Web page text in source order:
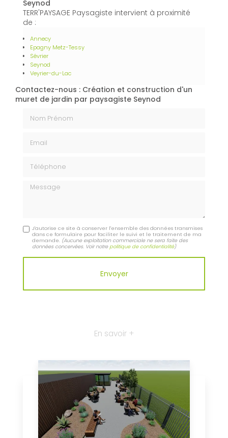
Seynod
TERR'PAYSAGE Paysagiste intervient à proximité
de :
Annecy
Epagny Metz-Tessy
Sévrier
Seynod
Veyrier-du-Lac
Contactez-nous : Création et construction d'un
muret de jardin par paysagiste Seynod
Message
J'autorise ce site à conserver l'ensemble des données transmises
dans ce formulaire pour faciliter le suivi et le traitement de ma
demande. (Aucune exploitation commerciale ne sera faite des
données concervées. Voir notrepolitique de confidentialité)
En savoir +